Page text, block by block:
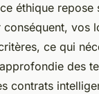
éthique repose
conséquent, vos
ce qui
des
contrats